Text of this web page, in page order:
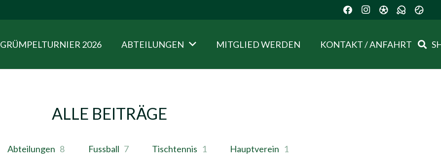
GRÜMPELTURNIER 2026 ABTEILUNGEN MITGLIED WERDEN KONTAKT / ANFAHRT
ALLE BEITRÄGE
Abteilungen 8 Fussball 7 Tischtennis 1 Hauptverein 1